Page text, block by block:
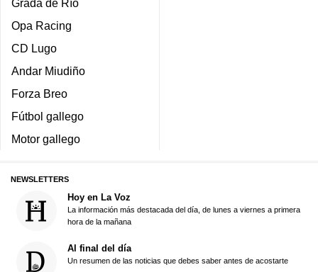
Grada de Río
Opa Racing
CD Lugo
Andar Miudiño
Forza Breo
Fútbol gallego
Motor gallego
NEWSLETTERS
Hoy en La Voz
La información más destacada del día, de lunes a viernes a primera
hora de la mañana
Al final del día
Un resumen de las noticias que debes saber antes de acostarte